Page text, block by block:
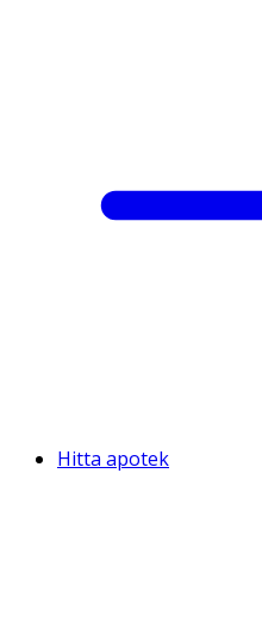
Hitta apotek